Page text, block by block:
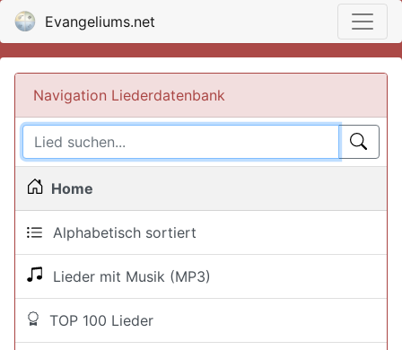
Evangeliums.net
Navigation Liederdatenbank
Home
Alphabetisch sortiert
Lieder mit Musik (MP3)
TOP 100 Lieder